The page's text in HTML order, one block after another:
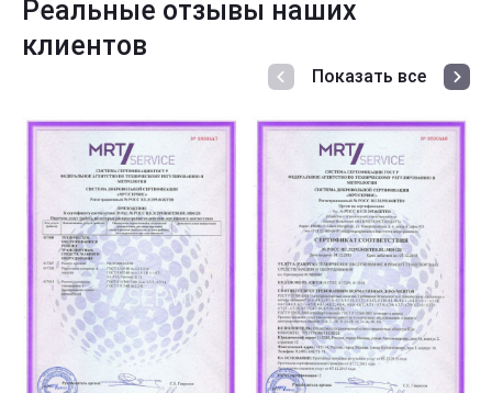
Реальные отзывы наших
клиентов
Показать все